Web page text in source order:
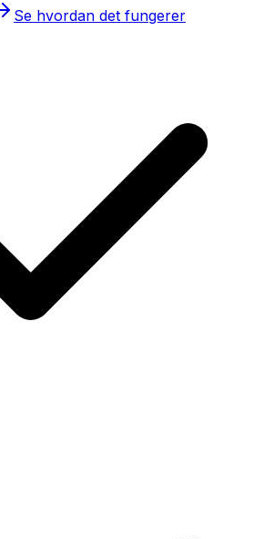
Se hvordan det fungerer